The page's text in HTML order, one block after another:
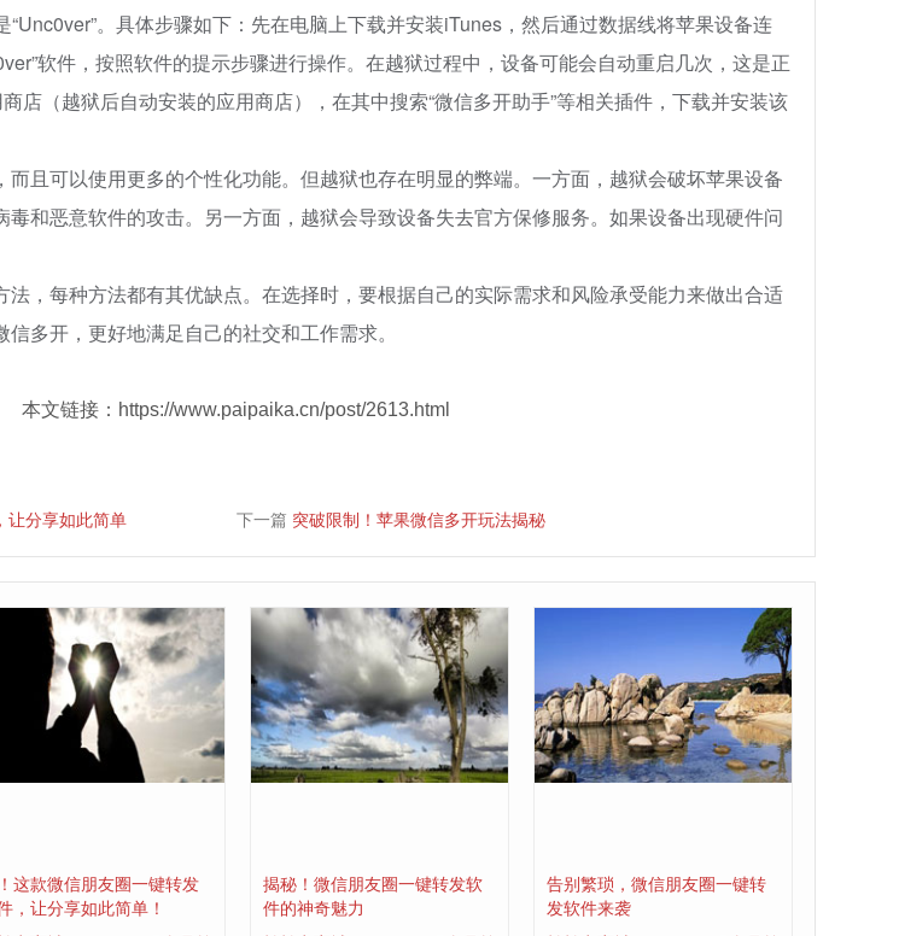
。具体步骤如下：先在电脑上下载并安装iTunes，然后通过数据线将苹果设备连
软件，按照软件的提示步骤进行操作。在越狱过程中，设备可能会自动重启几次，这是正
店（越狱后自动安装的应用商店），在其中搜索“微信多开助手”等相关插件，下载并安装该
且可以使用更多的个性化功能。但越狱也存在明显的弊端。一方面，越狱会破坏苹果设备
和恶意软件的攻击。另一方面，越狱会导致设备失去官方保修服务。如果设备出现硬件问
，每种方法都有其优缺点。在选择时，要根据自己的实际需求和风险承受能力来做出合适
多开，更好地满足自己的社交和工作需求。
本文链接：https://www.paipaika.cn/post/2613.html
让分享如此简单 下一篇 突破限制！苹果微信多开玩法揭秘
这款微信朋友圈一键转发
，让分享如此简单！
揭秘！微信朋友圈一键转发软
件的神奇魅力
告别繁琐，微信朋友圈一键转
发软件来袭